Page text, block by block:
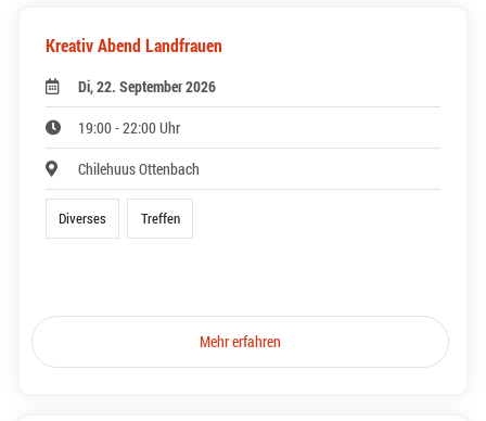
Kreativ Abend Landfrauen
Di, 22. September 2026
19:00 - 22:00 Uhr
Chilehuus Ottenbach
Diverses Treffen
Mehr erfahren